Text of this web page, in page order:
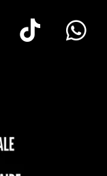
Youtube
Tik